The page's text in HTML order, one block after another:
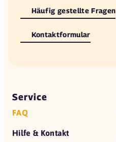
Häufig gestellte Fragen
Kontaktformular
Service
FAQ
Hilfe & Kontakt